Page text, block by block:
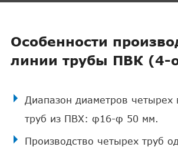
Особенности
линии трубы ПВК (4-
Диапазон диаметров четырех
труб из ПВХ: φ16-φ 50 мм.
Производство четырех труб